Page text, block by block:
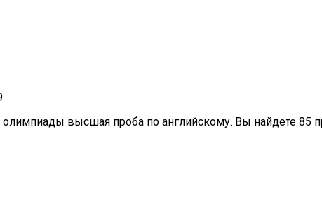
олимпиады высшая проба по английскому. Вы найдете 85